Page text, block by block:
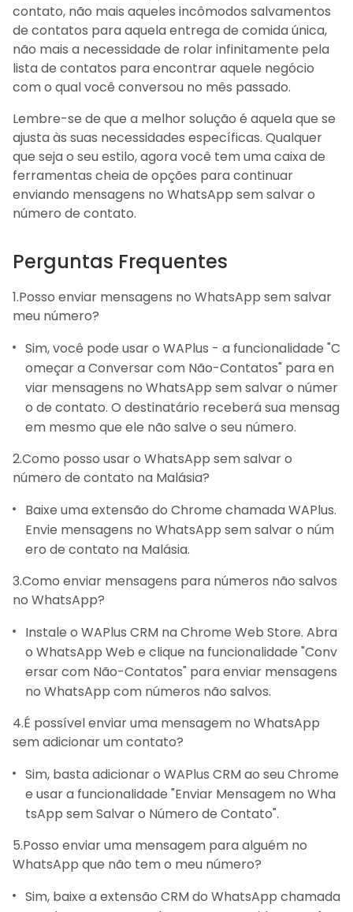
contato, não mais aqueles incômodos salvamentos
de contatos para aquela entrega de comida única,
não mais a necessidade de rolar infinitamente pela
lista de contatos para encontrar aquele negócio
com o qual você conversou no mês passado.
Lembre-se de que a melhor solução é aquela que se
ajusta às suas necessidades específicas. Qualquer
que seja o seu estilo, agora você tem uma caixa de
ferramentas cheia de opções para continuar
enviando mensagens no WhatsApp sem salvar o
número de contato.
Perguntas Frequentes
1.Posso enviar mensagens no WhatsApp sem salvar
meu número?
Sim, você pode usar o WAPlus - a funcionalidade "C
omeçar a Conversar com Não-Contatos" para en
viar mensagens no WhatsApp sem salvar o númer
o de contato. O destinatário receberá sua mensag
em mesmo que ele não salve o seu número.
2.Como posso usar o WhatsApp sem salvar o
número de contato na Malásia?
Baixe uma extensão do Chrome chamada WAPlus.
Envie mensagens no WhatsApp sem salvar o núm
ero de contato na Malásia.
3.Como enviar mensagens para números não salvos
no WhatsApp?
Instale o WAPlus CRM na Chrome Web Store. Abra
o WhatsApp Web e clique na funcionalidade "Conv
ersar com Não-Contatos" para enviar mensagens
no WhatsApp com números não salvos.
4.É possível enviar uma mensagem no WhatsApp
sem adicionar um contato?
Sim, basta adicionar o WAPlus CRM ao seu Chrome
e usar a funcionalidade "Enviar Mensagem no Wha
tsApp sem Salvar o Número de Contato".
5.Posso enviar uma mensagem para alguém no
WhatsApp que não tem o meu número?
Sim, baixe a extensão CRM do WhatsApp chamada